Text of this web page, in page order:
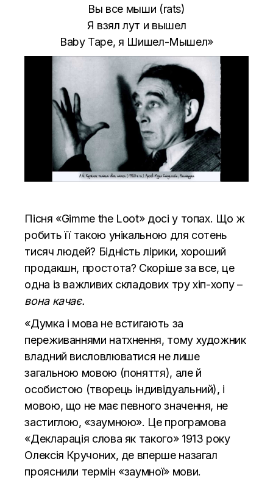
Вы все мыши (rats)
Я взял лут и вышел
Baby Tape, я Шишел-Мышел»
Пісня «Gimme the Loot» досі у топах. Що ж
робить її такою унікальною для сотень
тисяч людей? Бідність лірики, хороший
продакшн, простота? Скоріше за все, це
одна із важливих складових тру хіп-хопу –
вона качає.
«Думка і мова не встигають за
переживаннями натхнення, тому художник
владний висловлюватися не лише
загальною мовою (поняття), але й
особистою (творець індивідуальний), і
мовою, що не має певного значення, не
застиглою, «заумною». Це програмова
«Декларація слова як такого» 1913 року
Олексія Кручоних, де вперше назагал
прояснили термін «заумної» мови.